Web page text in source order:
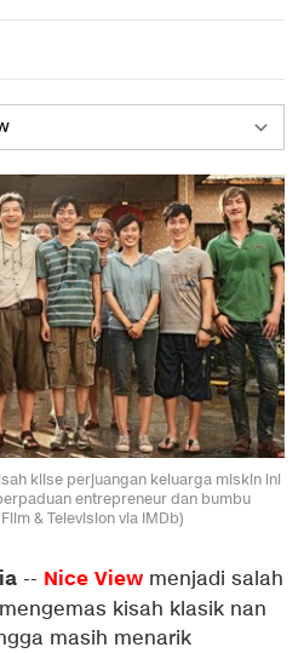
klise perjuangan keluarga miskin ini
entrepreneur dan bumbu
& Television via IMDb)
-- Nice View menjadi salah
kisah klasik nan
masih menarik